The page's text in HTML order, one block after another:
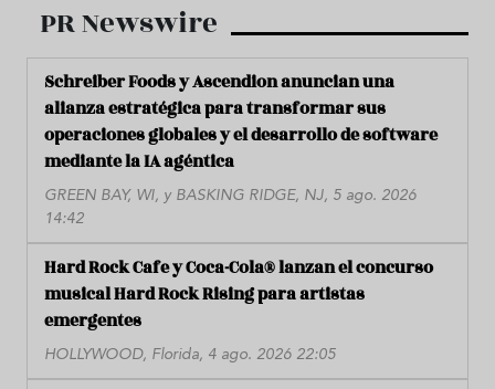
PR Newswire
Schreiber Foods y Ascendion anuncian una
alianza estratégica para transformar sus
operaciones globales y el desarrollo de software
mediante la IA agéntica
GREEN BAY, WI, y BASKING RIDGE, NJ, 5 ago. 2026
14:42
Hard Rock Cafe y Coca-Cola® lanzan el concurso
musical Hard Rock Rising para artistas
emergentes
HOLLYWOOD, Florida, 4 ago. 2026 22:05